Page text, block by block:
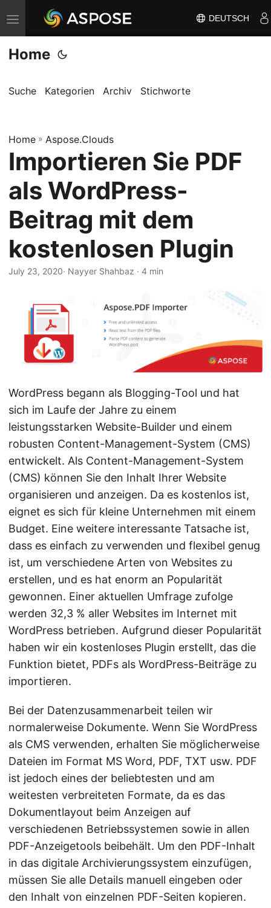
N
a
v
g
i
o
n
u
s
c
h
a
DEUTSCH
Home
Suche Kategorien Archiv Stichworte
Home » Aspose.Clouds
Importieren Sie PDF
als WordPress-
Beitrag mit dem
kostenlosen Plugin
July 23, 2020· Nayyer Shahbaz · 4 min
WordPress begann als Blogging-Tool und hat
sich im Laufe der Jahre zu einem
leistungsstarken Website-Builder und einem
robusten Content-Management-System (CMS)
entwickelt. Als Content-Management-System
(CMS) können Sie den Inhalt Ihrer Website
organisieren und anzeigen. Da es kostenlos ist,
eignet es sich für kleine Unternehmen mit einem
Budget. Eine weitere interessante Tatsache ist,
dass es einfach zu verwenden und flexibel genug
ist, um verschiedene Arten von Websites zu
erstellen, und es hat enorm an Popularität
gewonnen. Einer aktuellen Umfrage zufolge
werden 32,3 % aller Websites im Internet mit
WordPress betrieben. Aufgrund dieser Popularität
haben wir ein kostenloses Plugin erstellt, das die
Funktion bietet, PDFs als WordPress-Beiträge zu
importieren.
Bei der Datenzusammenarbeit teilen wir
normalerweise Dokumente. Wenn Sie WordPress
als CMS verwenden, erhalten Sie möglicherweise
Dateien im Format MS Word, PDF, TXT usw. PDF
ist jedoch eines der beliebtesten und am
weitesten verbreiteten Formate, da es das
Dokumentlayout beim Anzeigen auf
verschiedenen Betriebssystemen sowie in allen
PDF-Anzeigetools beibehält. Um den PDF-Inhalt
in das digitale Archivierungssystem einzufügen,
müssen Sie alle Details manuell eingeben oder
den Inhalt von einzelnen PDF-Seiten kopieren.